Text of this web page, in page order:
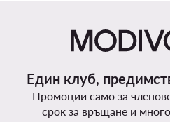
Един клуб,
Промоции само за
срок за връщане и